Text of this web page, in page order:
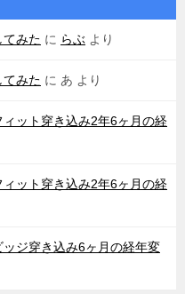
てみた に らぶ より
てみた に あ より
ット穿き込み2年6ヶ月の経
ット穿き込み2年6ヶ月の経
ジ穿き込み6ヶ月の経年変